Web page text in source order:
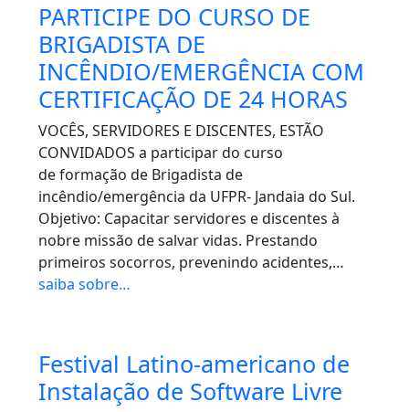
PARTICIPE DO CURSO DE
BRIGADISTA DE
INCÊNDIO/EMERGÊNCIA COM
CERTIFICAÇÃO DE 24 HORAS
VOCÊS, SERVIDORES E DISCENTES, ESTÃO
CONVIDADOS a participar do curso
de formação de Brigadista de
incêndio/emergência da UFPR- Jandaia do Sul.
Objetivo: Capacitar servidores e discentes à
nobre missão de salvar vidas. Prestando
primeiros socorros, prevenindo acidentes,…
saiba sobre…
Festival Latino-americano de
Instalação de Software Livre